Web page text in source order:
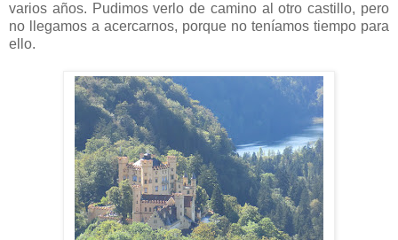
varios años. Pudimos verlo de camino al otro castillo, pero
no llegamos a acercarnos, porque no teníamos tiempo para
ello.